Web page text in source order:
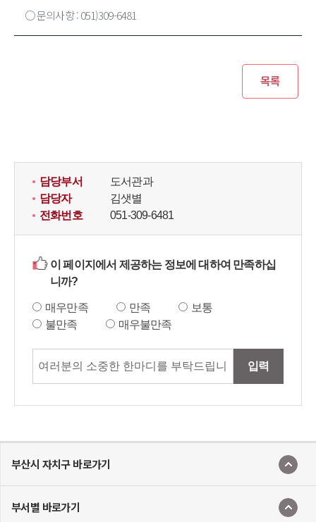
○ 문의사항 : 051)309-6481
담당부서
도서관과
담당자
김샛별
전화번호
051-309-6481
이 페이지에서 제공하는 정보에 대하여 만족하십
니까?
매우만족 만족
보통
불만족
매우불만족
입력
부산시 자치구 바로가기
부서별 바로가기